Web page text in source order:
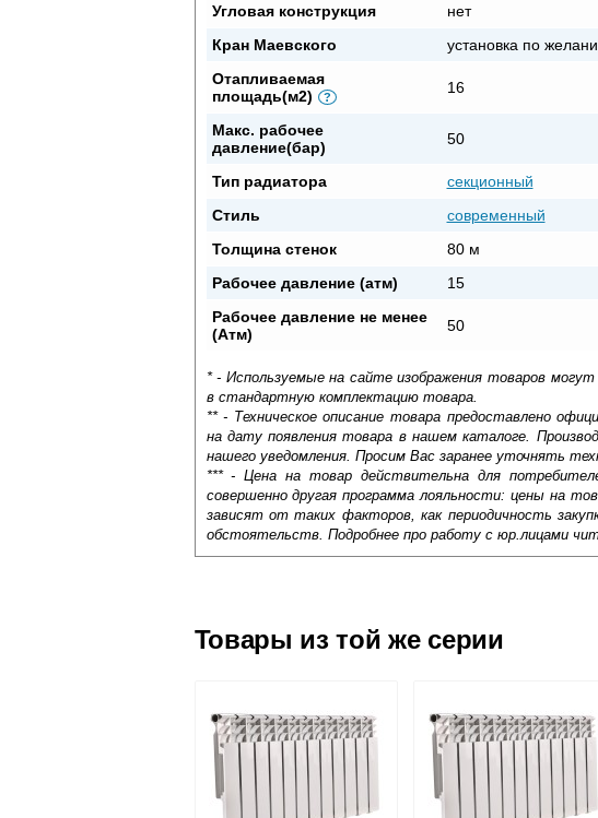
Угловая конструкция
нет
Кран Маевского
установка по
Отапливаемая
площадь(м2)
?
16
Макс. рабочее
давление(бар)
50
Тип радиатора
секционный
Стиль
современный
Толщина стенок
80 м
Рабочее давление (атм)
15
Рабочее давление не менее
(Атм)
50
* - Используемые на сайте изображения товаров
в стандартную комплектацию товара.
** - Техническое описание товара предоставлено
на дату появления товара в нашем каталоге.
нашего уведомления. Просим Вас заранее уточнять
*** - Цена на товар действительна для
совершенно другая программа лояльности: цены на
зависят от таких факторов, как периодичность
обстоятельств. Подробнее про работу с юр.лицами
Доставка сантехники по Москве и Московской
Возможные способы оплаты:
Интернет-деньгами (Yandex-деньги, Web-money,
Безналичный расчёт (возможно и с НДС)
в короб. Одна, две или три пластины
По этим
сверху
имеют высокую
толщину.
относительно
Товары из той же серии